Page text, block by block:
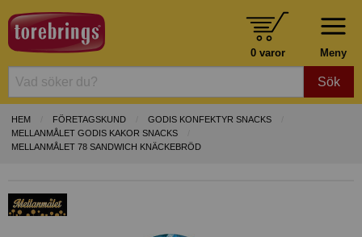
Meny
0 varor
Sök
HEM FÖRETAGSKUND
GODIS KONFEKTYR SNACKS
MELLANMÅLET GODIS KAKOR SNACKS
MELLANMÅLET 78 SANDWICH KNÄCKEBRÖD